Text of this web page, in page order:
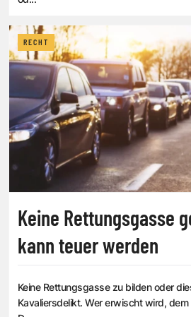
RECHT
Keine Rettungsgasse
kann teuer werden
Keine Rettungsgasse zu bilden oder
Kavaliersdelikt. Wer erwischt wird,